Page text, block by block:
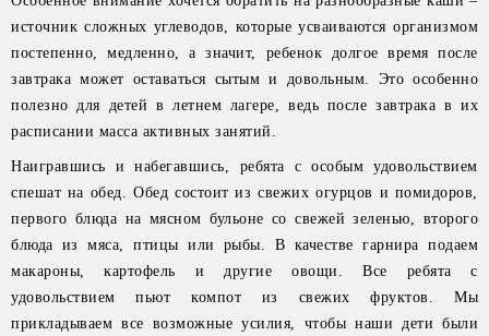
источник сложных углеводов, которые усваиваются организмом
постепенно, медленно, а значит, ребенок долгое время после
завтрака может оставаться сытым и довольным. Это особенно
полезно для детей в летнем лагере, ведь после завтрака в их
расписании масса активных занятий.
Наигравшись и набегавшись, ребята с особым удовольствием
спешат на обед. Обед состоит из свежих огурцов и помидоров,
первого блюда на мясном бульоне со свежей зеленью, второго
блюда из мяса, птицы или рыбы. В качестве гарнира подаем
макароны, картофель и другие овощи. Все ребята с
удовольствием пьют компот из свежих фруктов. Мы
прикладываем все возможные усилия, чтобы наши дети были